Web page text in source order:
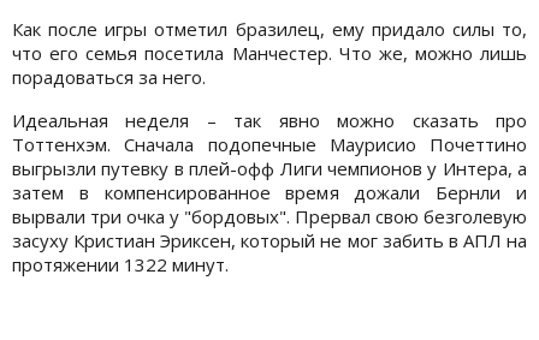
Как после игры отметил бразилец, ему придало силы то,
что его семья посетила Манчестер. Что же, можно лишь
порадоваться за него.
Идеальная неделя – так явно можно сказать про
Тоттенхэм. Сначала подопечные Маурисио Почеттино
выгрызли путевку в плей-офф Лиги чемпионов у Интера, а
затем в компенсированное время дожали Бернли и
вырвали три очка у "бордовых". Прервал свою безголевую
засуху Кристиан Эриксен, который не мог забить в АПЛ на
протяжении 1322 минут.